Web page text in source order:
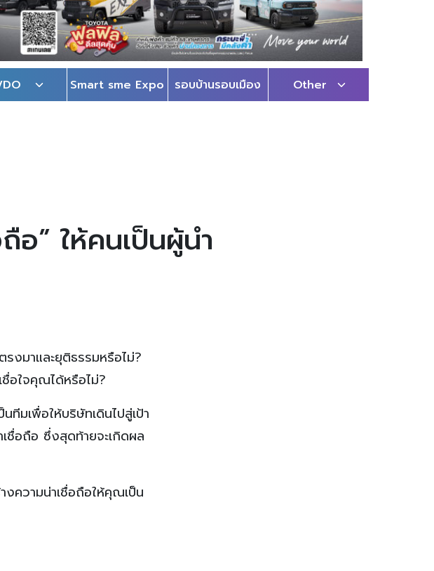
Smart sme Expo รอบบ้านรอบเมือง Other
อ” ให้คนเป็นผู้นำ
มาและยุติธรรมหรือไม่?
อใจคุณได้หรือไม่?
มเพื่อให้บริษัทเดินไปสู่เป้า
ชื่อถือ ซึ่งสุดท้ายจะเกิดผล
ความน่าเชื่อถือให้คุณเป็น